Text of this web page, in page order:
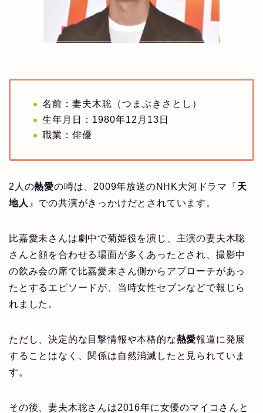
名前：妻夫木聡（つまぶきさとし）
生年月日：1980年12月13日
職業：俳優
2人の熱愛の噂は、2009年放送のNHK大河ドラマ『天
地人 』での共演がきっかけだとされています。
比嘉愛未さんは劇中で菊姫役を演じ、主演の妻夫木聡
さんと顔を合わせる場面が多くあったとされ、撮影中
の飲み会の席で比嘉愛未さん側からアプローチがあっ
たとするエピソードが、当時女性セブンなどで報じら
れました。
ただし、決定的な目撃情報や本格的な熱愛報道に発展
することはなく、関係は自然消滅したと見られていま
す。
その後、妻夫木聡さんは2016年に女優のマイコさんと